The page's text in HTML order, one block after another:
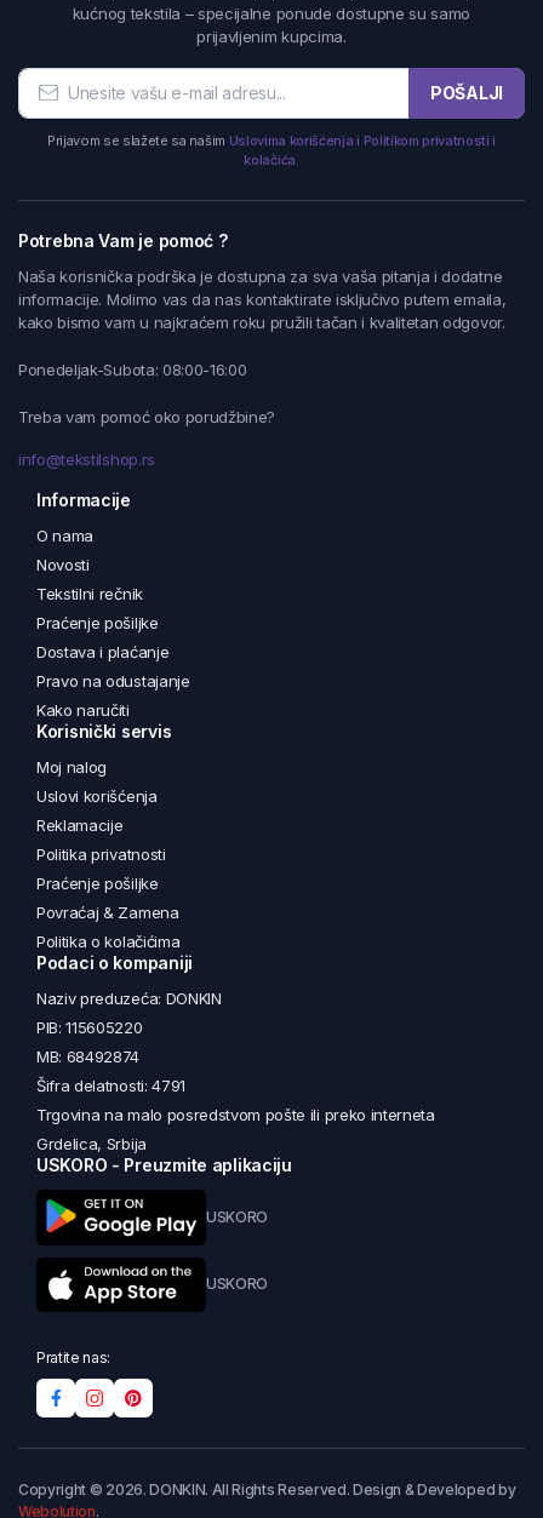
kućnog tekstila – specijalne ponude dostupne su samo
prijavljenim kupcima.
POŠALJI
Prijavom se slažete sa našim Uslovima korišćenja i Politikom privatnosti i
kolačića.
Potrebna Vam je pomoć ?
Naša korisnička podrška je dostupna za sva vaša pitanja i dodatne
informacije. Molimo vas da nas kontaktirate isključivo putem emaila,
kako bismo vam u najkraćem roku pružili tačan i kvalitetan odgovor.
Ponedeljak-Subota: 08:00-16:00
Treba vam pomoć oko porudžbine?
info@tekstilshop.rs
Informacije
O nama
Novosti
Tekstilni rečnik
Praćenje pošiljke
Dostava i plaćanje
Pravo na odustajanje
Kako naručiti
Korisnički servis
Moj nalog
Uslovi korišćenja
Reklamacije
Politika privatnosti
Praćenje pošiljke
Povraćaj & Zamena
Politika o kolačićima
Podaci o kompaniji
Naziv preduzeća: DONKIN
PIB: 115605220
MB: 68492874
Šifra delatnosti: 4791
Trgovina na malo posredstvom pošte ili preko interneta
Grdelica, Srbija
USKORO - Preuzmite aplikaciju
USKORO
USKORO
Pratite nas:
Copyright © 2026. DONKIN. All Rights Reserved. Design & Developed by
Webolution.